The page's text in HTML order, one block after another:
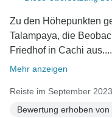
Zu den Höhepunkten
Talampaya, die
Friedhof in Cachi aus....
Mehr anzeigen
Reiste im September 2023
Bewertung erhoben von